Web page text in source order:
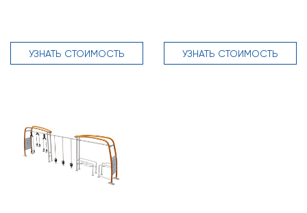
УЗНАТЬ СТОИМОСТЬ УЗНАТЬ СТОИМОСТЬ